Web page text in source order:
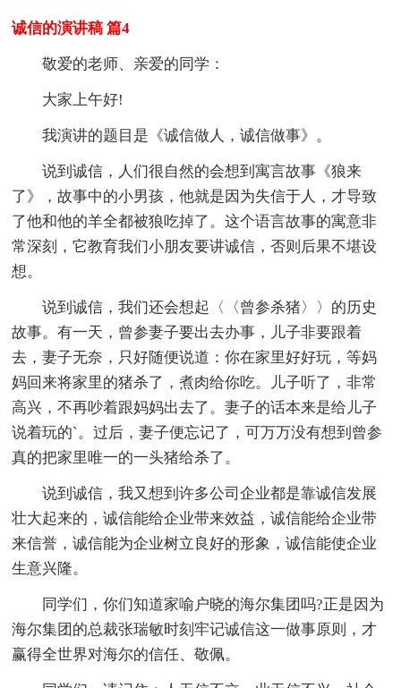
诚信的演讲稿 篇4
敬爱的老师、亲爱的同学：
大家上午好!
我演讲的题目是《诚信做人，诚信做事》。
说到诚信，人们很自然的会想到寓言故事《狼来
了》，故事中的小男孩，他就是因为失信于人，才导致
了他和他的羊全都被狼吃掉了。这个语言故事的寓意非
常深刻，它教育我们小朋友要讲诚信，否则后果不堪设
想。
说到诚信，我们还会想起〈〈曾参杀猪〉〉的历史
故事。有一天，曾参妻子要出去办事，儿子非要跟着
去，妻子无奈，只好随便说道：你在家里好好玩，等妈
妈回来将家里的猪杀了，煮肉给你吃。儿子听了，非常
高兴，不再吵着跟妈妈出去了。妻子的话本来是给儿子
说着玩的`。过后，妻子便忘记了，可万万没有想到曾参
真的把家里唯一的一头猪给杀了。
说到诚信，我又想到许多公司企业都是靠诚信发展
壮大起来的，诚信能给企业带来效益，诚信能给企业带
来信誉，诚信能为企业树立良好的形象，诚信能使企业
生意兴隆。
同学们，你们知道家喻户晓的海尔集团吗?正是因为
海尔集团的总裁张瑞敏时刻牢记诚信这一做事原则，才
赢得全世界对海尔的信任、敬佩。